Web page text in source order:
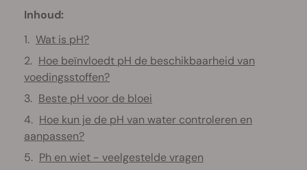
Inhoud:
Wat is pH?
Hoe beïnvloedt pH de beschikbaarheid van
voedingsstoffen?
Beste pH voor de bloei
Hoe kun je de pH van water controleren en
aanpassen?
Ph en wiet - veelgestelde vragen